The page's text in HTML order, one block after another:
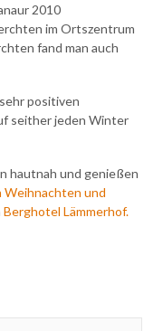
2010
im Ortszentrum
fand man auch
positiven
seither jeden Winter
hautnah und genießen
Weihnachten und
Berghotel Lämmerhof.